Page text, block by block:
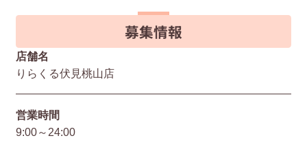
募集情報
店舗名
りらくる伏見桃山店
営業時間
9:00～24:00